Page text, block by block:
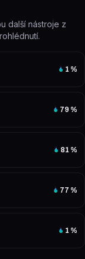
další nástroje z
1 %
79 %
81 %
77 %
1 %